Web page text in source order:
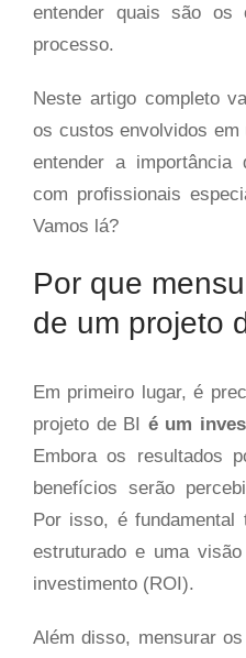
entender quais são os
processo.
Neste artigo completo
os custos envolvidos
entender a importância
com profissionais
Vamos lá?
Por que
de um projeto
Em primeiro lugar, é
projeto de BI é um
Embora os resultados
benefícios serão
Por isso, é fundamental
estruturado e uma
investimento (ROI).
Além disso, mensurar